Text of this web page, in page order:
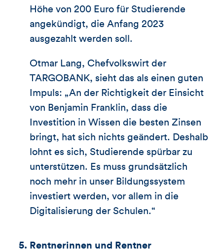
Höhe von 200 Euro für Studierende
angekündigt, die Anfang 2023
ausgezahlt werden soll.
Otmar Lang, Chefvolkswirt der
TARGOBANK, sieht das als einen guten
Impuls: „An der Richtigkeit der Einsicht
von Benjamin Franklin, dass die
Investition in Wissen die besten Zinsen
bringt, hat sich nichts geändert. Deshalb
lohnt es sich, Studierende spürbar zu
unterstützen. Es muss grundsätzlich
noch mehr in unser Bildungssystem
investiert werden, vor allem in die
Digitalisierung der Schulen.“
Rentnerinnen und Rentner